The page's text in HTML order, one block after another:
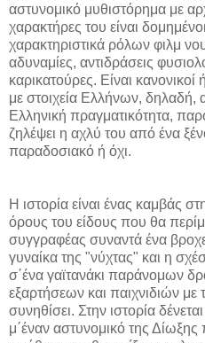
αστυνομικό μυθιστόρημα με
χαρακτήρες του είναι
χαρακτηριστικά ρόλων φιλμ
αδυναμίες, αντιδράσεις
καρικατούρες. Είναι
με στοιχεία Ελλήνων, δηλαδή,
Ελληνική πραγματικότητα,
ζηλέψει η αχλύ του από ένα
παραδοσιακό ή όχι.
Η ιστορία είναι ένας καμβάς
όρους του είδους που θα
συγγραφέας συναντά ένα
γυναίκα της "νύχτας" και η
σ΄ένα γαϊτανάκι παράνομων
εξαρτήσεων και παιχνιδιών με
συνηθίσει. Στην ιστορία
μ΄έναν αστυνομικό της